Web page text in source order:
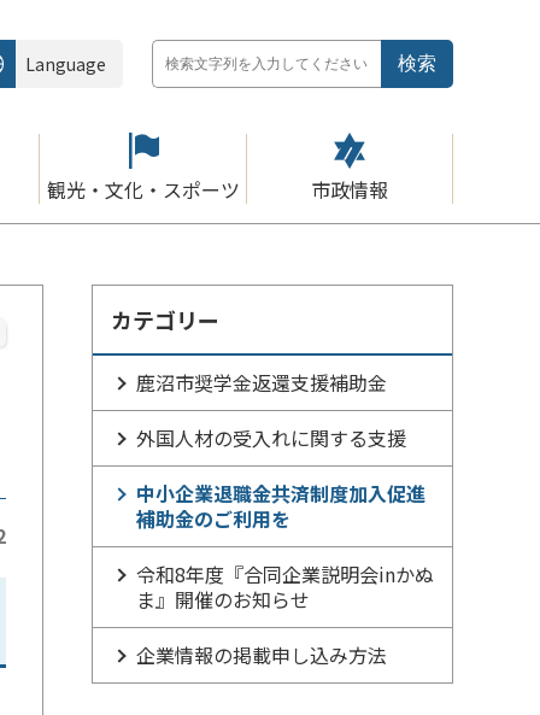
Language
観光・文化・スポーツ 市政情報
カテゴリー
鹿沼市奨学金返還支援補助金
外国人材の受入れに関する支援
中小企業退職金共済制度加入促進
補助金のご利用を
令和8年度『合同企業説明会inかぬ
ま』開催のお知らせ
企業情報の掲載申し込み方法